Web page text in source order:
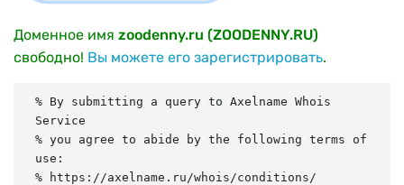
Доменное имя zoodenny.ru (ZOODENNY.RU)
свободно! Вы можете его зарегистрировать.
% By submitting a query to Axelname Whois
Service
% you agree to abide by the following terms of
use:
% https://axelname.ru/whois/conditions/